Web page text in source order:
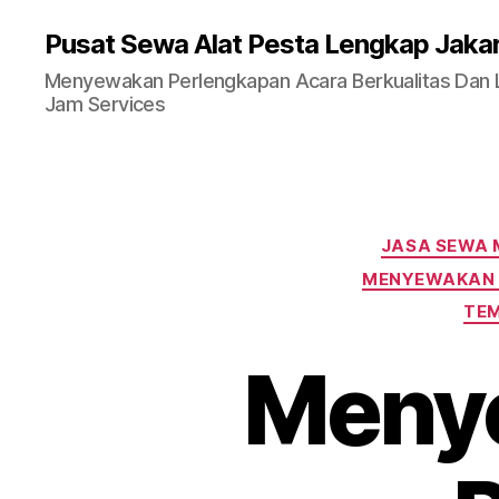
Pusat Sewa Alat Pesta Lengkap
Menyewakan Perlengkapan Acara Berkualitas Dan
Jam Services
JASA SEWA